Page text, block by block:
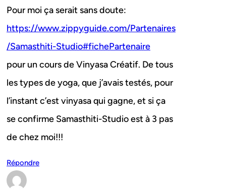
Pour moi ça serait sans doute:
https://www.zippyguide.com/Partenaires
/Samasthiti-Studio#fichePartenaire
pour un cours de Vinyasa Créatif. De tous
les types de yoga, que j’avais testés, pour
l’instant c’est vinyasa qui gagne, et si ça
se confirme Samasthiti-Studio est à 3 pas
de chez moi!!!
Répondre